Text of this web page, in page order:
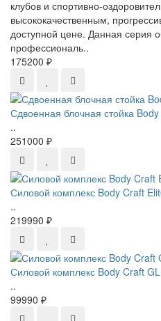
клубов и спортивно-
высококачественным,
доступной цене. Данная серия
профессиональ..
175200 ₽
Сдвоенная блочная стойка
..
251000 ₽
Силовой комплекс Body Craft
..
219990 ₽
Силовой комплекс Body Craft
..
99990 ₽